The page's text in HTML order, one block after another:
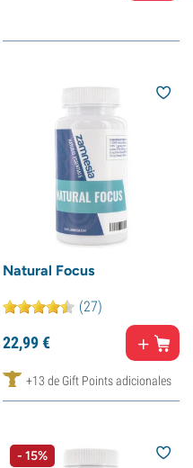
Natural Focus
(27)
22,99€
+13 de Gift Points adicionales
- 15%